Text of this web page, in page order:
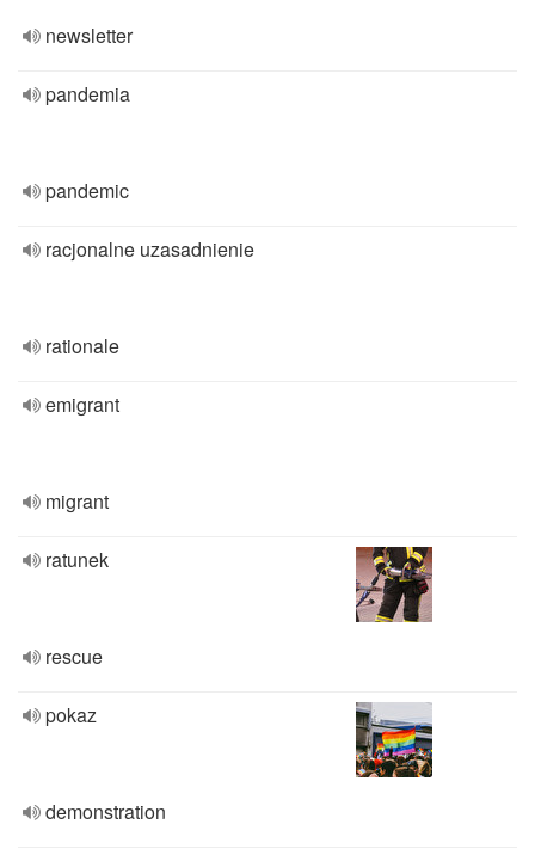
newsletter
pandemia
pandemic
racjonalne uzasadnienie
rationale
emigrant
migrant
ratunek
rescue
pokaz
demonstration